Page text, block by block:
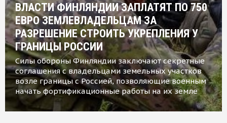
ВЛАСТИ ФИНЛЯНДИИ ЗАПЛАТЯТ ПО 750
ЕВРО ЗЕМЛЕВЛАДЕЛЬЦАМ ЗА
РАЗРЕШЕНИЕ СТРОИТЬ УКРЕПЛЕНИЯ У
ГРАНИЦЫ РОССИИ
Силы обороны Финляндии заключают секретные
соглашения с владельцами земельных участков
возле границы с Россией, позволяющие военным
начать фортификационные работы на их земле